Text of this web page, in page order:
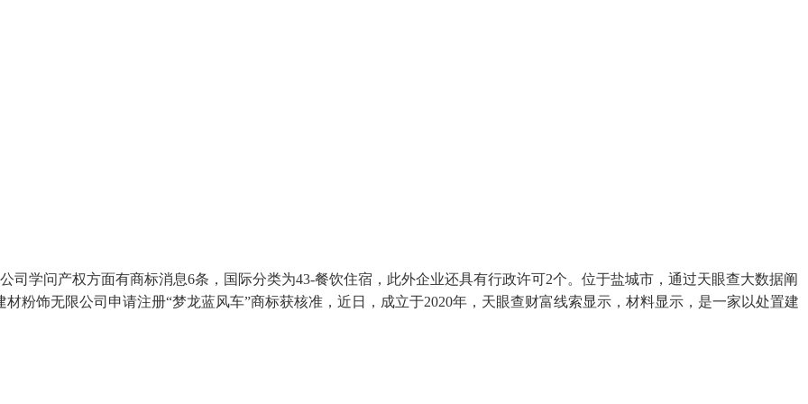
问产权方面有商标消息6条，国际分类为43-餐饮住宿，此外企业还具有行政许可2个。位于盐城市，通过天眼查大数据阐
粉饰无限公司申请注册“梦龙蓝风车”商标获核准，近日，成立于2020年，天眼查财富线索显示，材料显示，是一家以处置建